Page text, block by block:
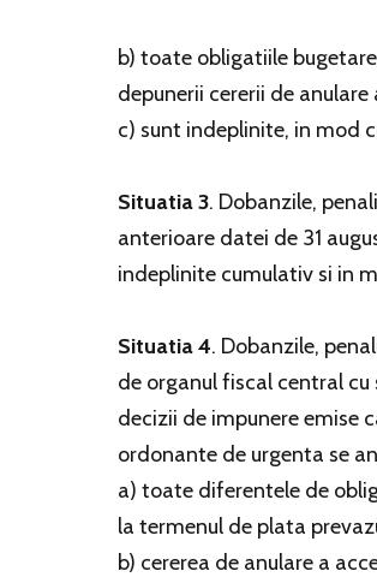
b) toate obligatiile
depunerii cererii de
c) sunt indeplinite, in mod
Situatia 3. Dobanzile,
anterioare datei de 31
indeplinite cumulativ si in
Situatia 4. Dobanzile,
de organul fiscal central
decizii de impunere emise
ordonante de urgenta se
a) toate diferentele de
la termenul de plata
b) cererea de anulare a